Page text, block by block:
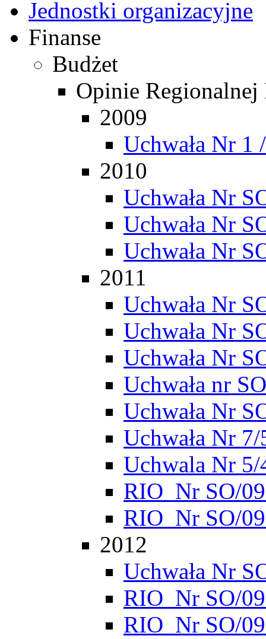
Jednostki organizacyjne
Finanse
Budżet
Opinie
2009
Uchwała Nr
2010
Uchwała Nr
Uchwała Nr
Uchwała Nr
2011
Uchwała Nr
Uchwała Nr
Uchwała Nr
Uchwała nr
Uchwała Nr
Uchwała Nr
Uchwala Nr 5/
RIO_Nr SO/
RIO_Nr SO/
2012
Uchwała Nr
RIO_Nr SO/
RIO_Nr SO/